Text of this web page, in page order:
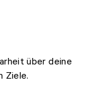
über deine
Ziele.